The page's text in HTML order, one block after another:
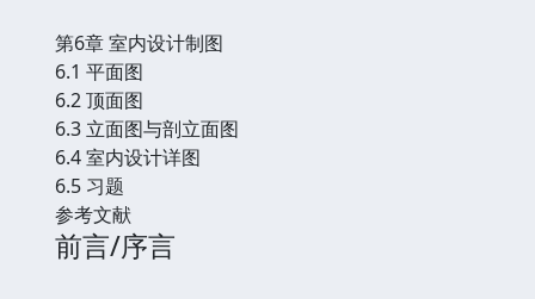
第6章 室内设计制图
6.1 平面图
6.2 顶面图
6.3 立面图与剖立面图
6.4 室内设计详图
6.5 习题
参考文献
前言/序言